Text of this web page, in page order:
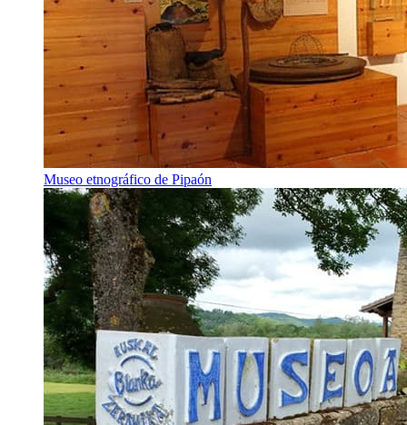
Museo etnográfico de Pipaón